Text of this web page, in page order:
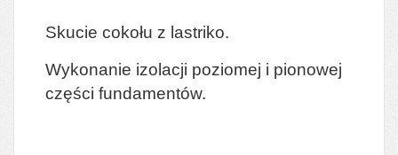
Skucie cokołu z lastriko.
Wykonanie izolacji poziomej i pionowej
części fundamentów.